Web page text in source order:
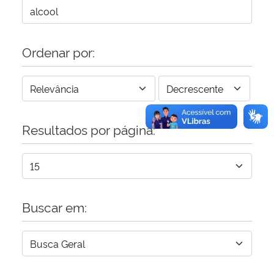
Secretaria de Governo
Advocacia-Geral da União
Ordenar por:
Resultados por página:
Buscar em: